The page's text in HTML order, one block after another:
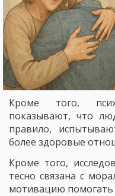
Кроме того,
показывают, что
правило,
более здоровые
Кроме того,
тесно связана с
мотивацию